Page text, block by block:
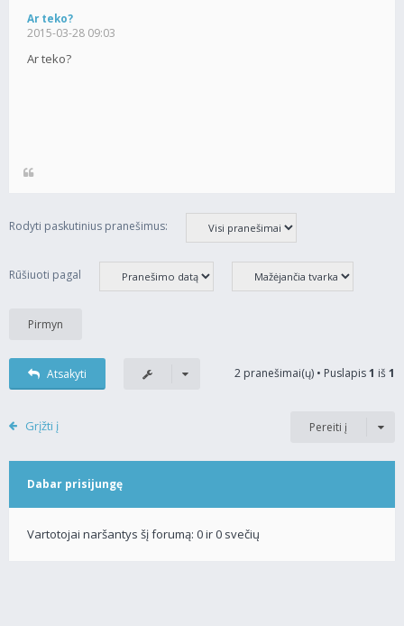
Ar teko?
2015-03-28 09:03
Ar teko?
Rodyti paskutinius pranešimus:
Rūšiuoti pagal
Atsakyti 2 pranešimai(ų) • Puslapis1 iš1
Grįžti į Pereiti į
Dabar prisijungę
Vartotojai naršantys šį forumą: 0 ir 0 svečių